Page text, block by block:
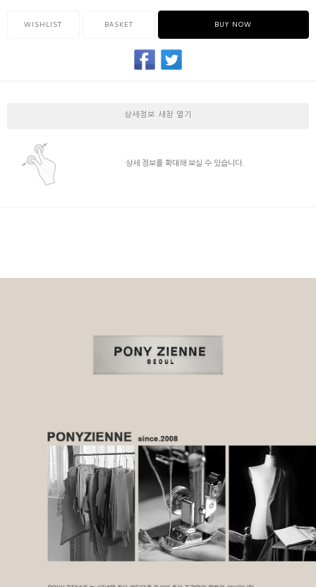
WISHLIST BASKET BUY NOW
상세정보 새창 열기
상세 정보를 확대해 보실 수 있습니다.